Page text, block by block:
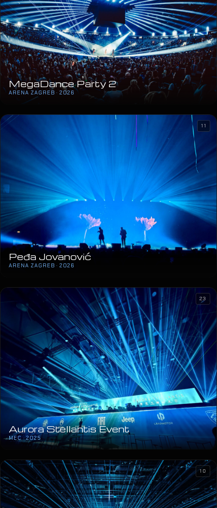
MegaDance Party 2
ARENA ZAGREB · 2026
Peđa Jovanović
ARENA ZAGREB · 2026
11
Aurora Stellantis Event
MEC · 2025
23
10